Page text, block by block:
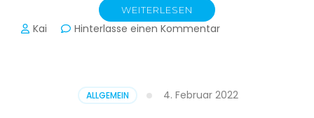
WEITERLESEN
Kai Hinterlasse einen Kommentarzu
ALLGEMEIN 4. Februar 2022